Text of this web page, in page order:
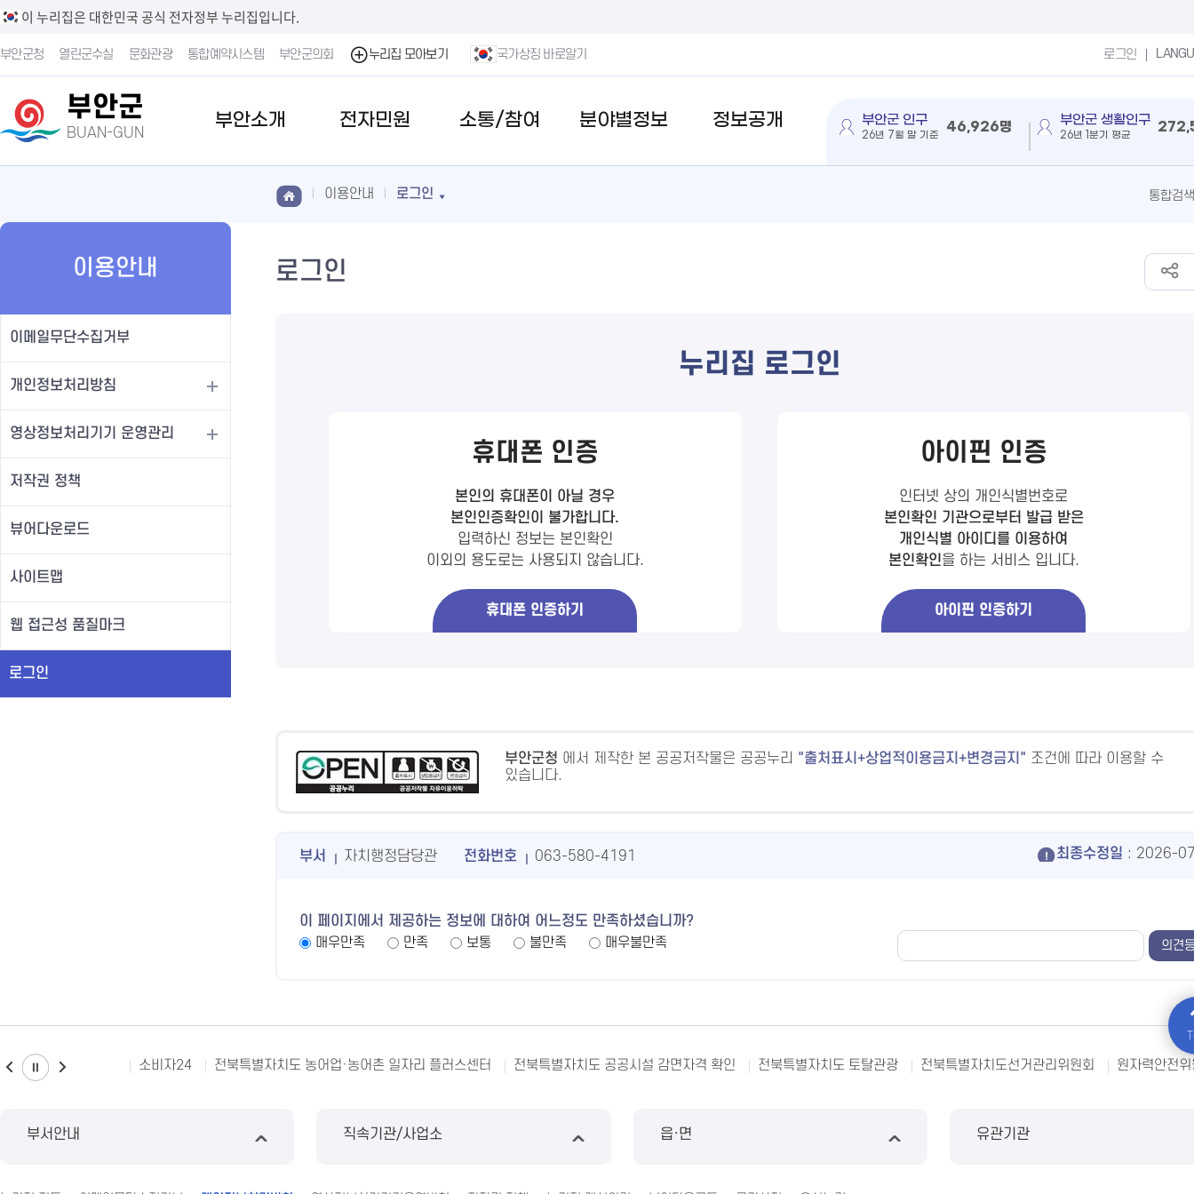
이 누리집은 대한민국 공식 전자정부 누리집입니다.
부안군청 열린군수실 문화관광 통합예약시스템 부안군의회 누리집 모아보기 국가상징 바로알기 로그인
부안군
BUAN-GUN
부안소개 전자민원 소통/참여 분야별정보 정보공개 부안군 인구
26년 7월 말 기준
46,926명 부안군 생활인구
26년 1분기 평균
이용안내
이메일무단수집거부
개인정보처리방침
영상정보처리기기 운영관리
저작권 정책
뷰어다운로드
사이트맵
웹 접근성 품질마크
로그인
이용안내 로그인
로그인
누리집 로그인
휴대폰 인증
본인의 휴대폰이 아닐 경우
본인인증확인이 불가합니다.
입력하신 정보는 본인확인
이외의 용도로는 사용되지 않습니다.
휴대폰 인증하기
아이핀 인증
인터넷 상의 개인식별번호로
본인확인 기관으로부터 발급 받은
개인식별 아이디를 이용하여
본인확인을 하는 서비스 입니다.
아이핀 인증하기
부안군청 에서 제작한 본 공공저작물은 공공누리 출처표시+상업적이용금지+변경금지
조건에 따라 이용할 수
있습니다.
부서 자치행정담당관 전화번호 063-580-4191 최종수정일 : 2026-
이 페이지에서 제공하는 정보에 대하여 어느정도 만족하셨습니까?
매우만족
만족 보통 불만족 매우불만족
소비자24 전북특별자치도 농어업·농어촌 일자리 플러스센터 전북특별자치도 공공시설 감면자격 확인 전북특별자치도 토탈관광 전북특별자치도선거관리위원회 원자력안전
부서안내 직속기관/사업소 읍·면 유관기관